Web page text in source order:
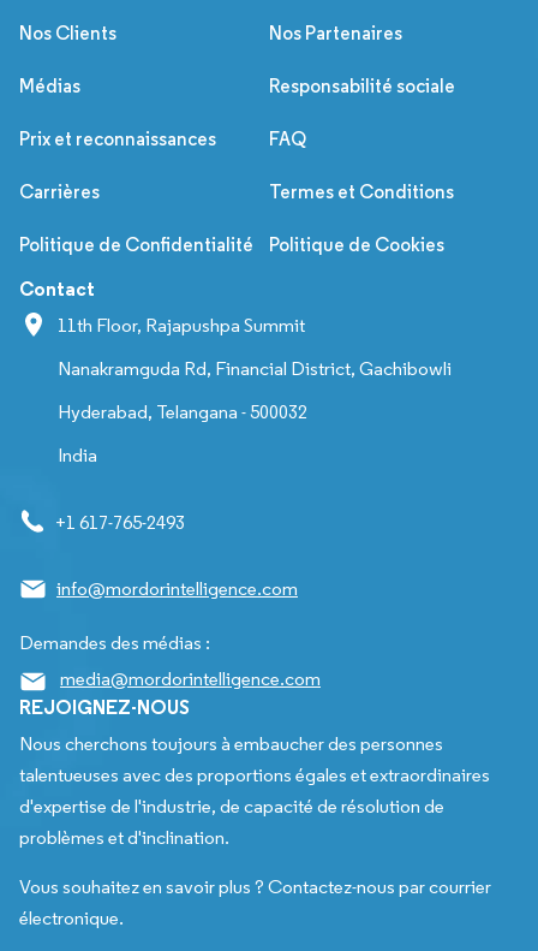
Nos Clients Nos Partenaires
Médias Responsabilité sociale
Prix et reconnaissances FAQ
Carrières Termes et Conditions
Politique de Confidentialité Politique de Cookies
Contact
11th Floor, Rajapushpa Summit
Nanakramguda Rd, Financial District, Gachibowli
Hyderabad, Telangana - 500032
India
+1 617-765-2493
info@mordorintelligence.com
Demandes des médias :
media@mordorintelligence.com
REJOIGNEZ-NOUS
Nous cherchons toujours à embaucher des personnes
talentueuses avec des proportions égales et extraordinaires
d'expertise de l'industrie, de capacité de résolution de
problèmes et d'inclination.
Vous souhaitez en savoir plus ? Contactez-nous par courrier
électronique.